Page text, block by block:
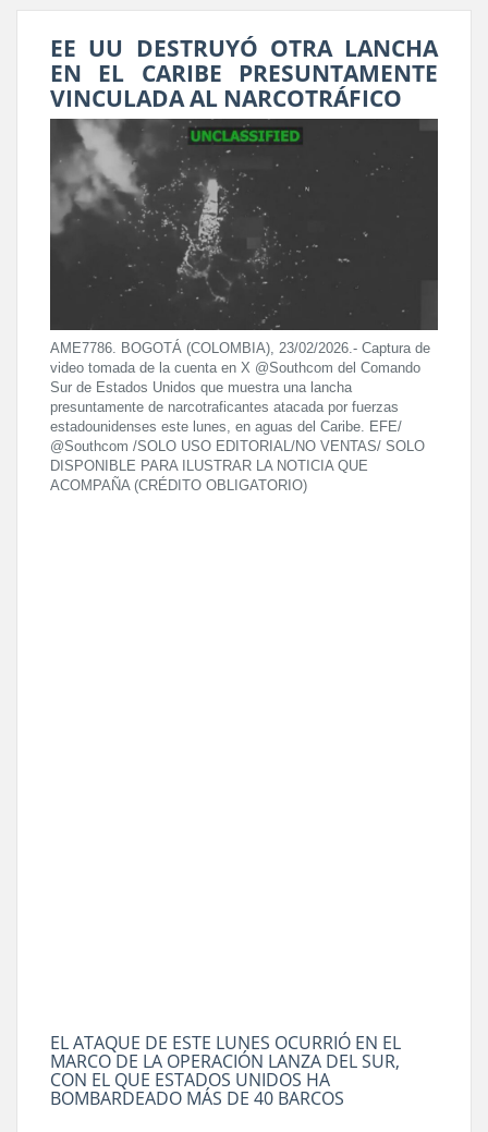
EE UU DESTRUYÓ OTRA LANCHA
EN EL CARIBE PRESUNTAMENTE
VINCULADA AL NARCOTRÁFICO
AME7786. BOGOTÁ (COLOMBIA), 23/02/2026.- Captura de
video tomada de la cuenta en X @Southcom del Comando
Sur de Estados Unidos que muestra una lancha
presuntamente de narcotraficantes atacada por fuerzas
estadounidenses este lunes, en aguas del Caribe. EFE/
@Southcom /SOLO USO EDITORIAL/NO VENTAS/ SOLO
DISPONIBLE PARA ILUSTRAR LA NOTICIA QUE
ACOMPAÑA (CRÉDITO OBLIGATORIO)
EL ATAQUE DE ESTE LUNES OCURRIÓ EN EL
MARCO DE LA OPERACIÓN LANZA DEL SUR,
CON EL QUE ESTADOS UNIDOS HA
BOMBARDEADO MÁS DE 40 BARCOS